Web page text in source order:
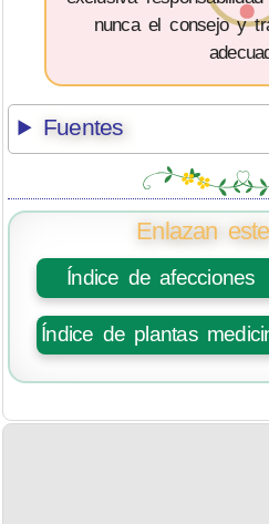
nunca el consejo y
Fuentes
Enlazan
Índice de afecciones
Índice de plantas